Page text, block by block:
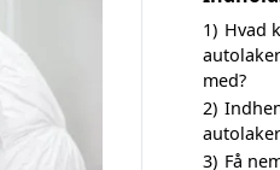
1) Hvad
med?
2)
3) Få